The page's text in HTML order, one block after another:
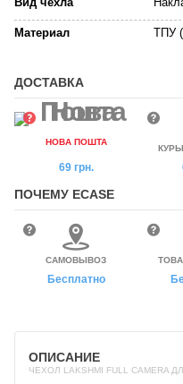
Материал ТПУ
ДОСТАВКА
НОВА ПОШТА
69 грн.
ПОЧЕМУ ECASE
САМОВЫВОЗ
Бесплатно
ОПИСАНИЕ
ЧЕХОЛ LAKSHMI FULL CAMERA